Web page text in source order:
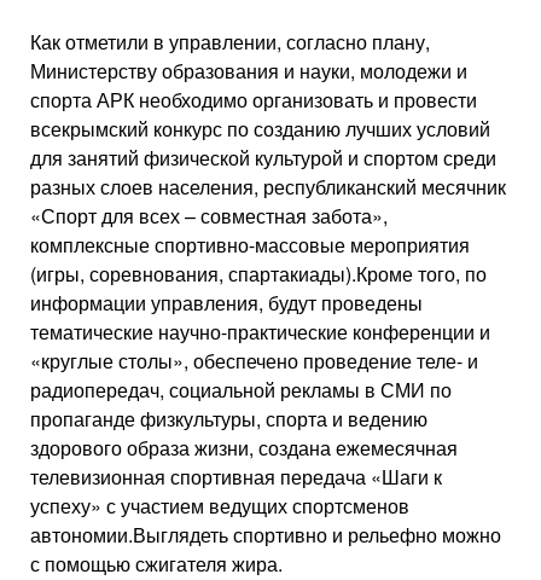
Как отметили в управлении, согласно плану,
Министерству образования и науки, молодежи и
спорта АРК необходимо организовать и провести
всекрымский конкурс по созданию лучших условий
для занятий физической культурой и спортом среди
разных слоев населения, республиканский месячник
«Спорт для всех – совместная забота»,
комплексные спортивно-массовые мероприятия
(игры, соревнования, спартакиады).Кроме того, по
информации управления, будут проведены
тематические научно-практические конференции и
«круглые столы», обеспечено проведение теле- и
радиопередач, социальной рекламы в СМИ по
пропаганде физкультуры, спорта и ведению
здорового образа жизни, создана ежемесячная
телевизионная спортивная передача «Шаги к
успеху» с участием ведущих спортсменов
автономии.Выглядеть спортивно и рельефно можно
с помощью сжигателя жира.